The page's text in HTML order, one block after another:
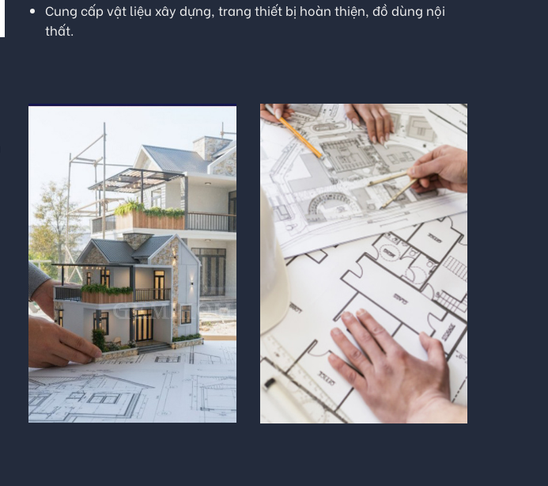
Cung cấp vật liệu xây dựng, trang thiết bị hoàn thiện, đồ dùng nội
thất.